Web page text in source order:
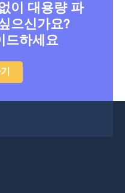
이 대용량 파
으신가요?
드하세요